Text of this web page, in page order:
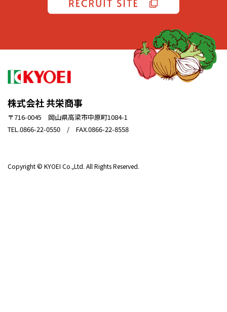
株式会社 共栄商事
〒716-0045 岡山県高梁市中原町1084-1
TEL.0866-22-0550 / FAX.0866-22-8558
Copyright © KYOEI Co.,Ltd. All Rights Reserved.